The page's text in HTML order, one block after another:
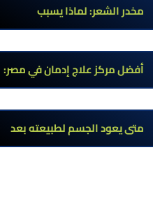
مخدر الشعر: لماذا يسبب
الإدمان؟ تعرف على أضراره
وأعراضه وطرق العلاج
أفضل مركز علاج إدمان في مصر:
برامج علاج معتمدة وتعافي آمن
تحت إشراف طبي
متى يعود الجسم لطبيعته بعد
ترك مخدر الآيس؟ مراحل التعافي